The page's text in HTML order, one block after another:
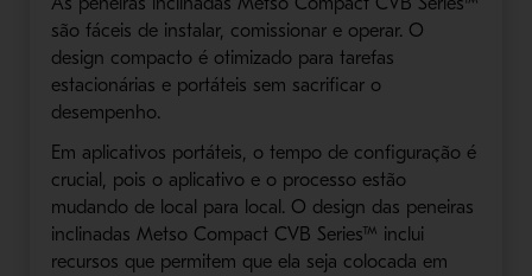
são fáceis de instalar, comissionar e operar. O
design compacto é otimizado para tarefas
estacionárias e portáteis sem sacrificar o
desempenho.
Em aplicativos portáteis, o tempo de configuração é
crucial, pois o aplicativo e o processo estão
mudando de local para local. O design das peneiras
inclinadas Metso Compact CVB Series™ inclui
recursos que permitem que ela seja colocada em